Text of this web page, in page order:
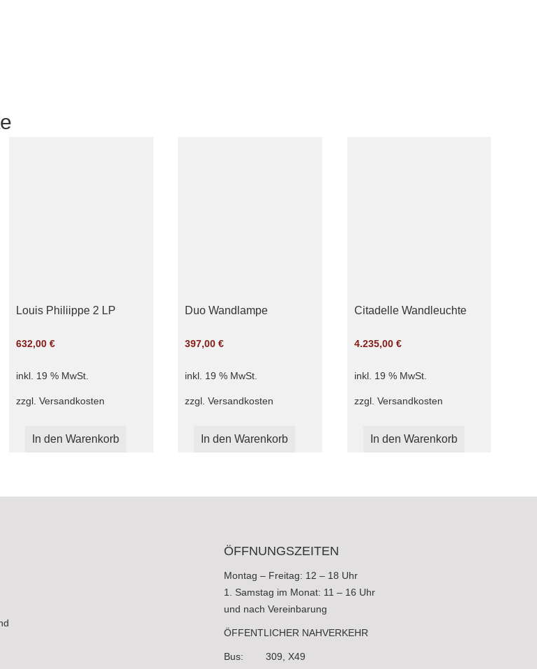
Louis Philiippe 2 LP
632,00 €
inkl. 19 % MwSt.
zzgl. Versandkosten
In den Warenkorb
Duo Wandlampe
397,00€
inkl. 19 % MwSt.
zzgl.Versandkosten
In den Warenkorb
Citadelle Wandleuchte
4.235,00 €
inkl. 19 % MwSt.
zzgl. Versandkosten
In den Warenkorb
ÖFFNUNGSZEITEN
Montag – Freitag: 12 – 18 Uhr
1. Samstag im Monat: 11 – 16 Uhr
und nach Vereinbarung
ÖFFENTLICHER NAHVERKEHR
Bus: 309, X49